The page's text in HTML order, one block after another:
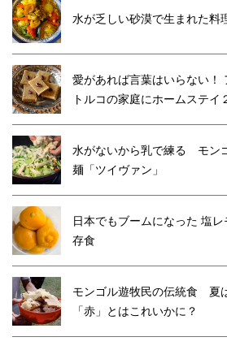
水が乏しい砂漠で生まれた料
愛があれば言葉はいらない！
トルコの家庭にホームステイ
水がないから乳で練る モン
麺「ツイヴァン」
日本でもブームになった 塩
存食
モンゴル遊牧民の伝統食 夏
「赤」とはこれいかに？